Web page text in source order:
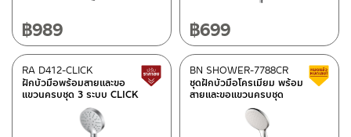
฿989 ฿699
ฝักบัวมือพร้อมสายและขอ
แขวนครบชุด 3 ระบบ CLICK
RA D412-CLICK สินค้าปรับราคาลดลง
ชุดฝักบัวมือโครเมียม พร้อม
สายและขอแขวนครบชุด
BN SHOWER-7788CR